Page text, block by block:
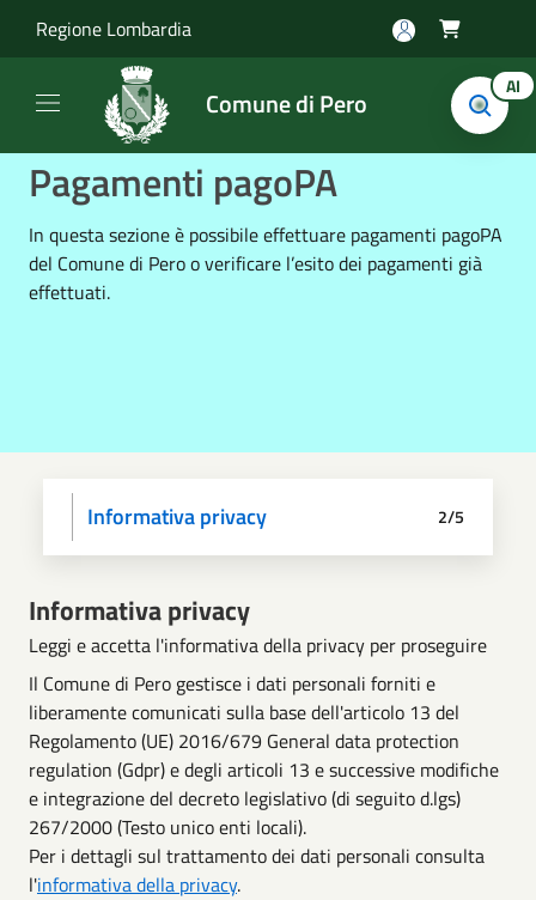
Regione Lombardia 
Comune di Pero AI
Pagamenti pagoPA
In questa sezione è possibile effettuare pagamenti pagoPA
del Comune di Pero o verificare l’esito dei pagamenti già
effettuati.
Scegli operazione
Informativa privacy
Dati anagrafici
Paga
Riepilogo 2/5
Informativa privacy
Leggi e accetta l'informativa della privacy per proseguire
Il Comune di Pero gestisce i dati personali forniti e
liberamente comunicati sulla base dell'articolo 13 del
Regolamento (UE) 2016/679 General data protection
regulation (Gdpr) e degli articoli 13 e successive modifiche
e integrazione del decreto legislativo (di seguito d.lgs)
267/2000 (Testo unico enti locali).
Per i dettagli sul trattamento dei dati personali consulta
l'informativa della privacy.